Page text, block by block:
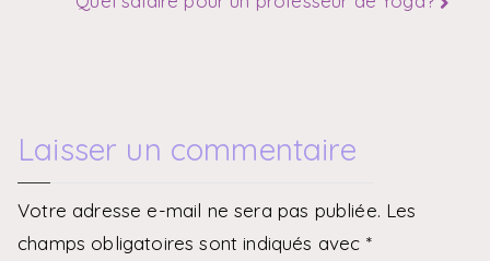
Laisser un commentaire
Votre adresse e-mail ne sera pas publiée. Les
champs obligatoires sont indiqués avec *